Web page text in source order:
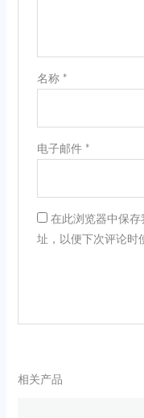
名称 *
电子邮件 *
在此浏览器中保
址，以便下次评论时
相关产品